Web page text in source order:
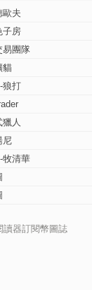
歐夫
子房
易團隊
貓
狼打
人
尼
牧清華
讀器訂閱幣圖誌